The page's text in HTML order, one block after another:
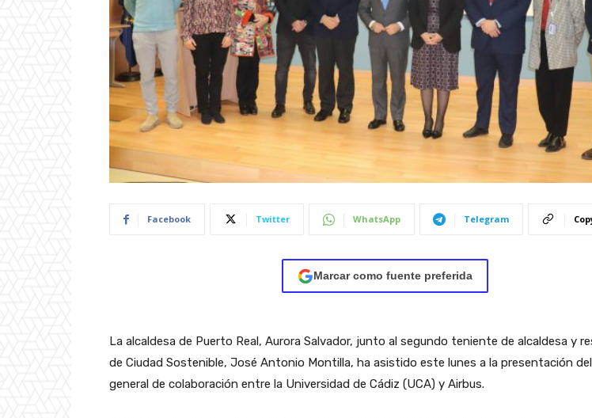
Facebook Twitter WhatsApp Telegram
Marcar como fuente preferida
La alcaldesa de Puerto Real, Aurora Salvador, junto al segundo teniente de alcaldesa y
de Ciudad Sostenible, José Antonio Montilla, ha asistido este lunes a la presentación
general de colaboración entre la Universidad de Cádiz (UCA) y Airbus.